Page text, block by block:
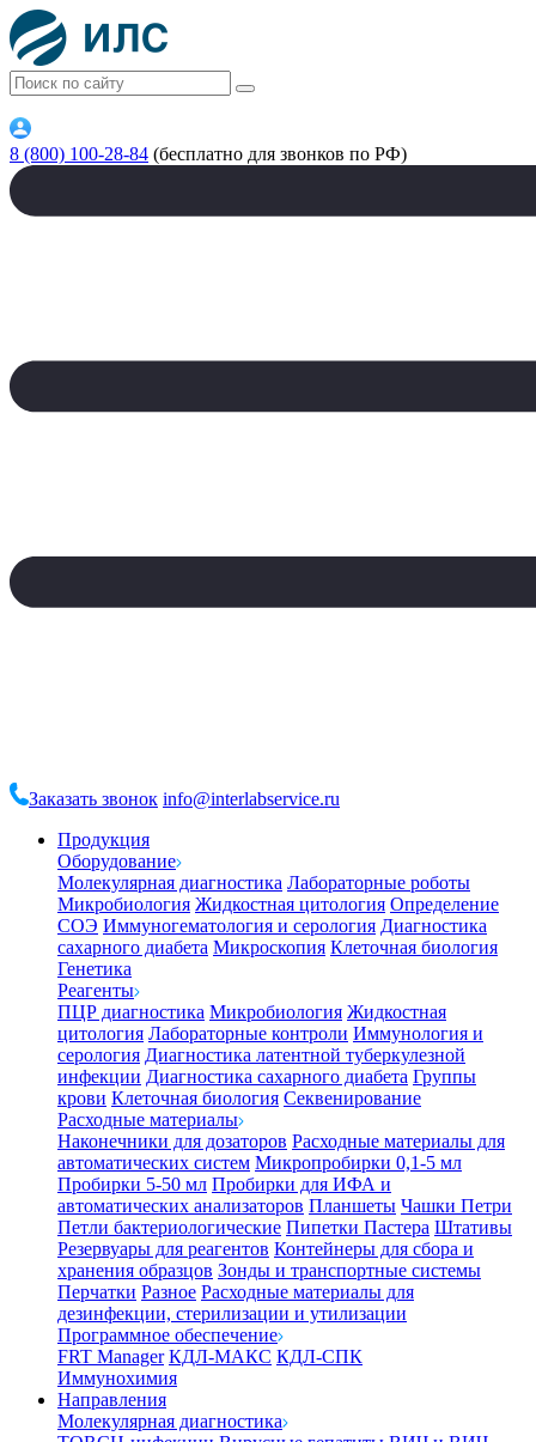
8 (800) 100-28-84 (бесплатно для звонков по РФ)
Заказать звонок info@interlabservice.ru
Продукция
Оборудование
Молекулярная диагностика Лабораторные роботы
Микробиология Жидкостная цитология Определение
СОЭ Иммуногематология и серология Диагностика
сахарного диабета Микроскопия Клеточная биология
Генетика
Реагенты
ПЦР диагностика Микробиология Жидкостная
цитология Лабораторные контроли Иммунология и
серология Диагностика латентной туберкулезной
инфекции Диагностика сахарного диабета Группы
крови Клеточная биология Секвенирование
Расходные материалы
Наконечники для дозаторов Расходные материалы для
автоматических систем Микропробирки 0,1-5 мл
Пробирки 5-50 мл Пробирки для ИФА и
автоматических анализаторов Планшеты Чашки Петри
Петли бактериологические Пипетки Пастера Штативы
Резервуары для реагентов Контейнеры для сбора и
хранения образцов Зонды и транспортные системы
Перчатки Разное Расходные материалы для
дезинфекции, стерилизации и утилизации
Программное обеспечение
FRT Manager КДЛ-МАКС КДЛ-СПК
Иммунохимия
Направления
Молекулярная диагностика